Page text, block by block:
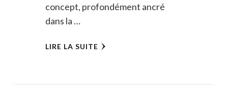
concept, profondément ancré
dans la …
LIRE LA SUITE